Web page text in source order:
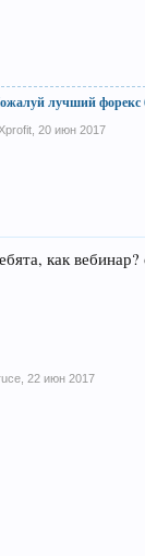
лучший
20 июн 2017
как
22 июн 2017